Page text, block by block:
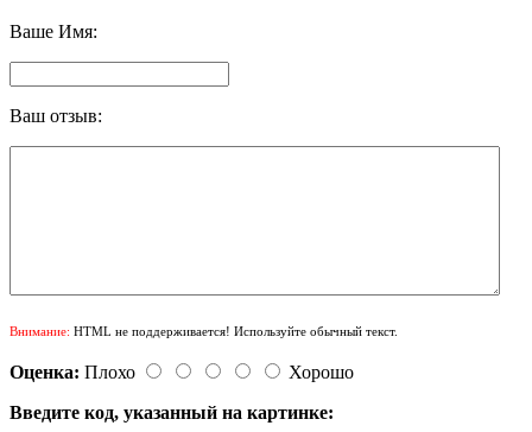
Ваше Имя:
Ваш отзыв:
Внимание: HTML не поддерживается! Используйте обычный текст.
Оценка: Плохо
Хорошо
Введите код, указанный на картинке: